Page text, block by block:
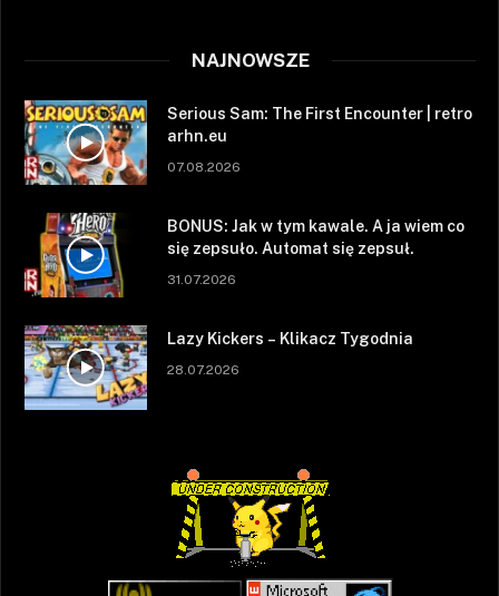
NAJNOWSZE
Serious Sam: The First Encounter | retro
arhn.eu
07.08.2026
BONUS: Jak w tym kawale. A ja wiem co
się zepsuło. Automat się zepsuł.
31.07.2026
Lazy Kickers – Klikacz Tygodnia
28.07.2026